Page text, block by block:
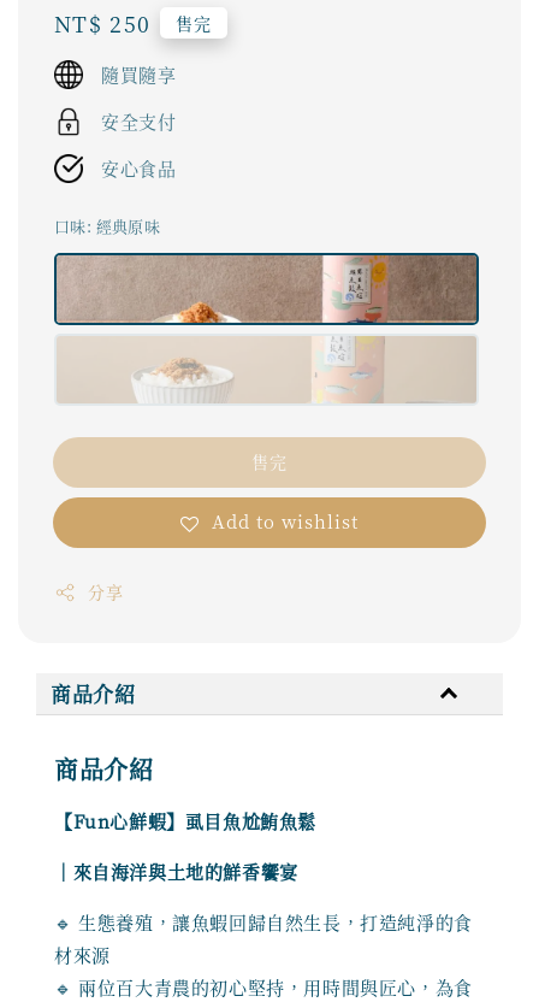
Regular
price
NT$ 250 售完
隨買隨享
安全支付
安心食品
口味: 經典原味
售完
Add to wishlist
分享
商品介紹
商品介紹
【Fun心鮮蝦】虱目魚尬鮪魚鬆
｜來自海洋與土地的鮮香饗宴
🔹 生態養殖，讓魚蝦回歸自然生長，打造純淨的食
材來源
🔹 兩位百大青農的初心堅持，用時間與匠心，為食